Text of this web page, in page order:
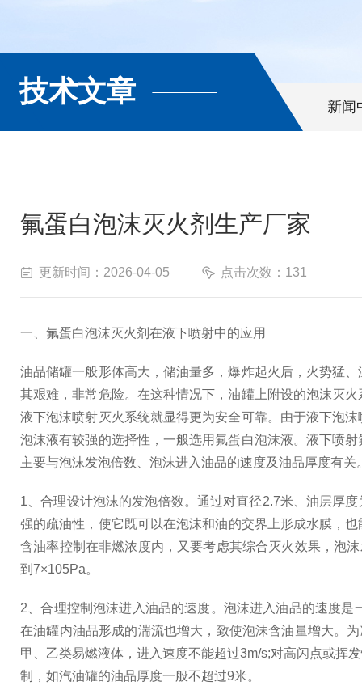
技术文章 新闻
氟蛋白泡沫灭火剂生产厂家
更新时间：2026-04-05 点击次数：131
一、氟蛋白泡沫灭火剂在液下喷射中的应用
油品储罐一般形体高大，储油量多，爆炸起火后，火势猛
其艰难，非常危险。在这种情况下，油罐上附设的泡沫灭
液下泡沫喷射灭火系统就显得更为安全可靠。由于液下泡
泡沫液有较强的选择性，一般选用氟蛋白泡沫液。液下喷
主要与泡沫发泡倍数、泡沫进入油品的速度及油品厚度有关
1、合理设计泡沫的发泡倍数。通过对直径2.7米、油层厚
强的疏油性，使它既可以在泡沫和油的交界上形成水膜，
含油率控制在非燃浓度内，又要考虑其综合灭火效果，泡
到7×105Pa。
2、合理控制泡沫进入油品的速度。泡沫进入油品的速度
在油罐内油品形成的湍流也增大，致使泡沫含油量增大。
甲、乙类易燃液体，进入速度不能超过3m/s;对高闪点或挥
制，如汽油罐的油品厚度一般不超过9米。